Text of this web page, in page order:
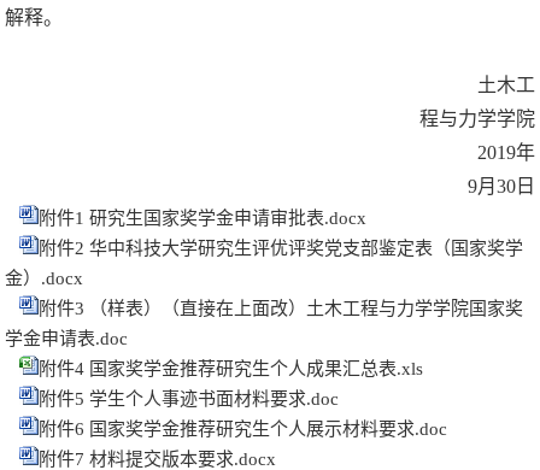
解释。
土木工
程与力学学院
2019年
9月 30日
附件1 研究生国家奖学金申请审批表.docx
附件2 华中科技大学研究生评优评奖党支部鉴定表（国家奖学
金）.docx
附件3 （样表）（直接在上面改）土木工程与力学学院国家奖
学金申请表.doc
附件4 国家奖学金推荐研究生个人成果汇总表.xls
附件5 学生个人事迹书面材料要求.doc
附件6 国家奖学金推荐研究生个人展示材料要求.doc
附件7 材料提交版本要求.docx